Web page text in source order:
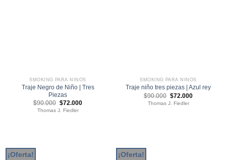
SMOKING PARA NIÑOS
Traje Negro de Niño | Tres
Piezas
$90.000 El
precio
original
$72.000El
Thomas J. Fiedler
SMOKING PARA NIÑOS
Traje niño tres piezas | Azul rey
$90.000 El
precio
original
$72.000El
Thomas J. Fiedler
¡Oferta! ¡Oferta!